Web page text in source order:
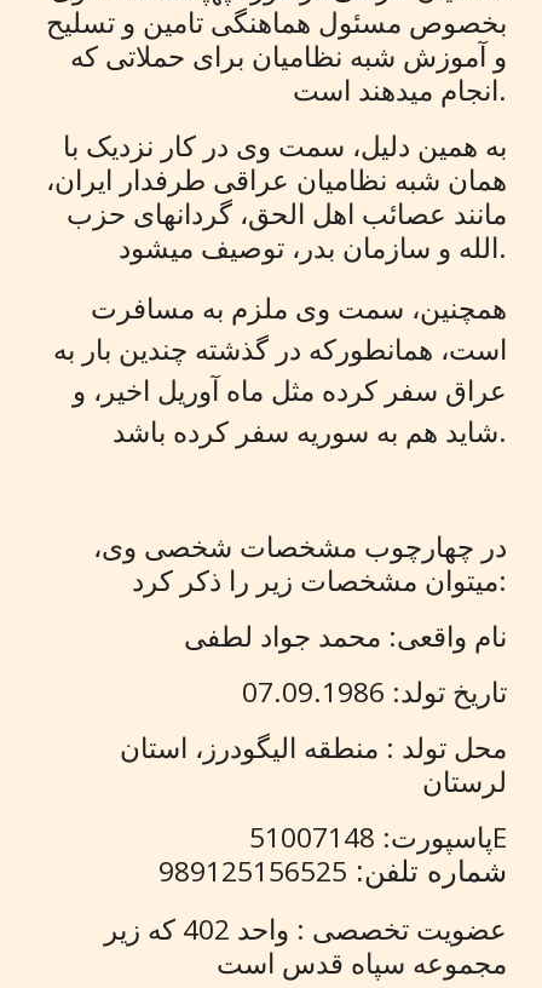
بخصوص مسئول هماهنگی تامین و تسلیح
و آموزش شبه نظامیان برای حملاتی که
انجام میدهند است.
به همین دلیل، سمت وی در کار نزدیک با
همان شبه نظامیان عراقی طرفدار ایران،
مانند عصائب اهل الحق، گردانهای حزب
الله و سازمان بدر، توصیف میشود.
همچنین، سمت وی ملزم به مسافرت
است، همانطورکه در گذشته چندین بار به
عراق سفر کرده مثل ماه آوریل اخیر ، و
شاید هم به سوریه سفر کرده باشد.
در چهارچوب مشخصات شخصی وی،
میتوان مشخصات زیر را ذکر کرد:
نام واقعی: محمد جواد لطفی
تاریخ تولد: 07.09.1986
محل تولد : منطقه الیگودرز، استان
لرستان
پاسپورت: 51007148E
شماره تلفن: 989125156525
عضویت تخصصی : واحد 402 که زیر
مجموعه سپاه قدس است